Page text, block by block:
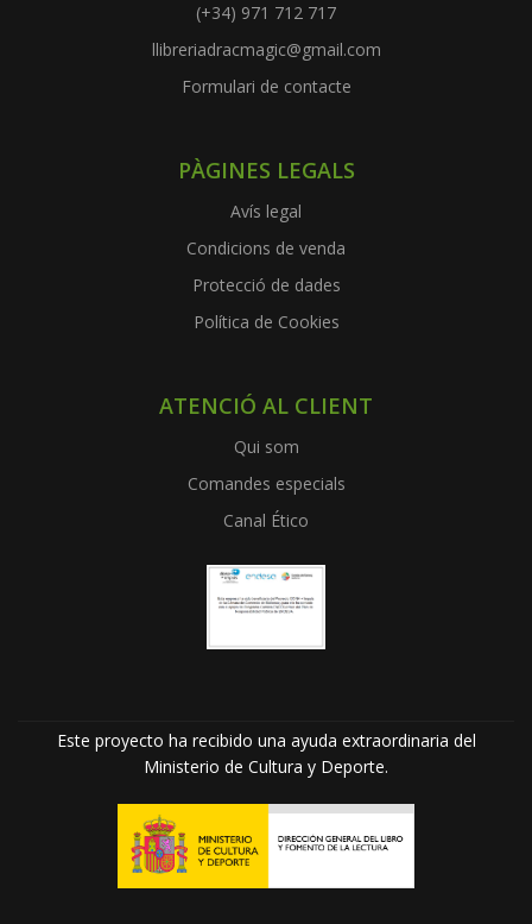
(+34) 971 712 717
llibreriadracmagic@gmail.com
Formulari de contacte
PÀGINES LEGALS
Avís legal
Condicions de venda
Protecció de dades
Política de Cookies
ATENCIÓ AL CLIENT
Qui som
Comandes especials
Canal Ético
Este proyecto ha recibido una ayuda extraordinaria del
Ministerio de Cultura y Deporte.